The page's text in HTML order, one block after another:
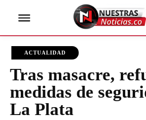
ACTUALIDAD
Tras masacre,
medidas de
La Plata